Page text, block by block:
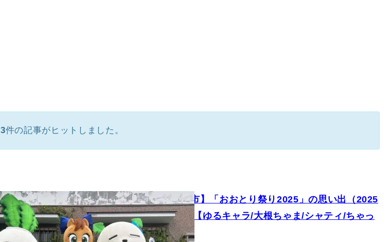
3件の記事がヒットしました。
【埼玉県鴻巣市】「おおとり祭り2025」の思い出（2025
年10月19日）【ゆるキャラ/大根ちゃま/シャティ/ちゃっ
ぱくん】